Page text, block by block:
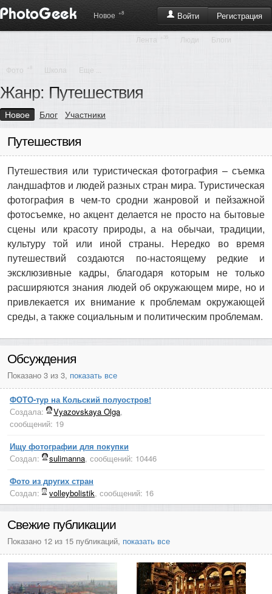
Войти Регистрация
Новое +8
Лента Люди Блоги
Фото Школа Еще ...
Жанр: Путешествия
Новое Блог Участники
Путешествия
Путешествия или туристическая фотография – съемка
ландшафтов и людей разных стран мира. Туристическая
фотография в чем-то сродни жанровой и пейзажной
фотосъемке, но акцент делается не просто на бытовые
сцены или красоту природы, а на обычаи, традиции,
культуру той или иной страны. Нередко во время
путешествий создаются по-настоящему редкие и
эксклюзивные кадры, благодаря которым не только
расширяются знания людей об окружающем мире, но и
привлекается их внимание к проблемам окружающей
среды, а также социальным и политическим проблемам.
Обсуждения
Показано 3 из 3, показать все
ФОТО-тур на Кольский полуостров!
Создала:
Vyazovskaya Olga,
сообщений: 19
Ищу фотографии для покупки
Создал:
sulimanna, сообщений: 10446
Фото из других стран
Создал:
volleybolistik, сообщений: 16
Свежие публикации
Показано 12 из 15 публикаций, показать все